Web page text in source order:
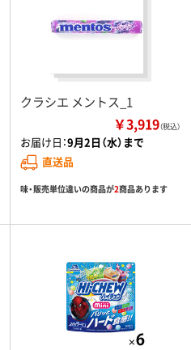
クラシエ メントス_1
￥3,919（税込）
お届け日：9月2日（水）まで
直送品
味・販売単位違いの商品が2商品あります